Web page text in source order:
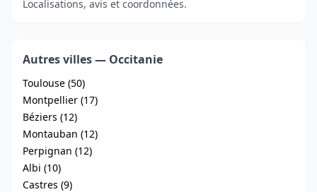
Localisations, avis et coordonnées.
Autres villes — Occitanie
Toulouse (50)
Montpellier (17)
Béziers (12)
Montauban (12)
Perpignan (12)
Albi (10)
Castres (9)